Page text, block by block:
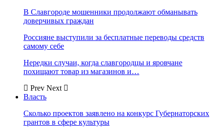
В Славгороде мошенники продолжают обманывать
доверчивых граждан
Россияне выступили за бесплатные переводы средств
самому себе
Нередки случаи, когда славгородцы и яровчане
похищают товар из магазинов и…
Prev Next
Власть
Сколько проектов заявлено на конкурс Губернаторских
грантов в сфере культуры